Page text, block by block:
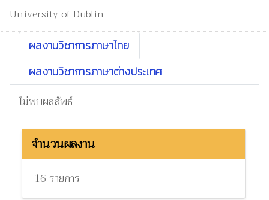
University of Dublin
ผลงานวิชาการภาษาไทย
ผลงานวิชาการภาษาต่างประเทศ
ไม่พบผลลัพธ์
จำนวนผลงาน
16 รายการ